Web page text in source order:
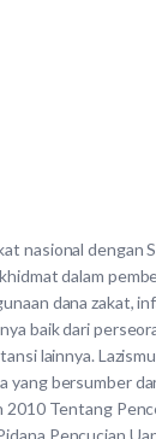
nasional dengan
dalam
dana zakat,
baik dari
lainnya.
yang bersumber
2010 Tentang
Pencucian